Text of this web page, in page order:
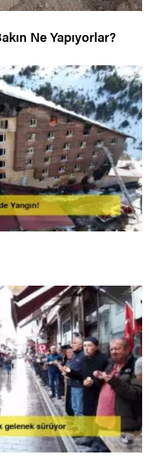
Ne Yapıyorlar?